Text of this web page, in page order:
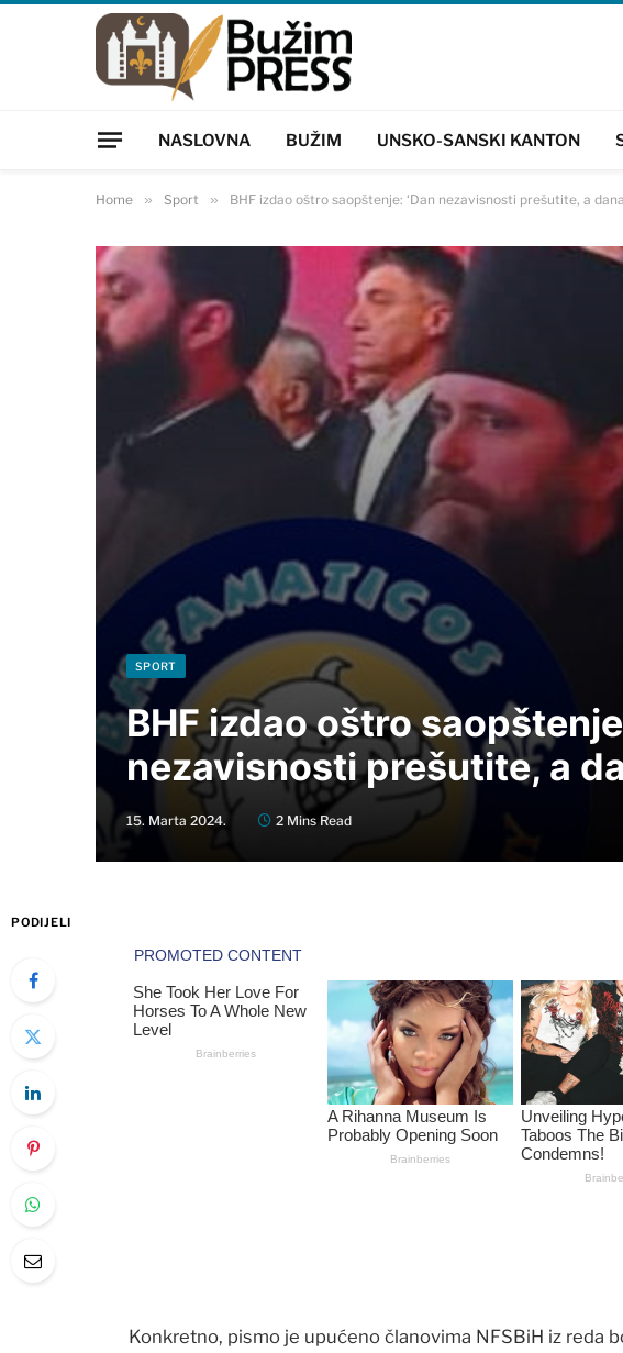
NASLOVNA BUŽIM UNSKO-SANSKI KANTON
Home » Sport » BHF izdao oštro saopštenje: ‘Dan nezavisnosti prešutite, a
SPORT
BHF izdao oštro
nezavisnosti prešutite, a
15. Marta 2024. 2 Mins Read
PODIJELI
Konkretno, pismo je upućeno članovima NFSBiH iz reda